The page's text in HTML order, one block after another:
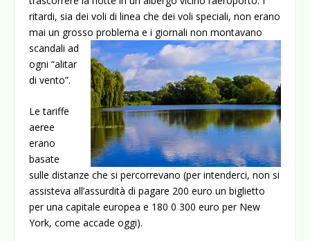
ritardi, sia dei voli di linea che dei voli speciali, non erano
mai un grossoproblema e i giornali non montavano
scandali ad
ogni “alitar
di vento”.
Le tariffe
aeree
erano
basate
sulle distanze che si percorrevano (per intenderci, non si
assisteva all’assurdità di pagare 200 euro un biglietto
per una capitale europea e 180 0 300 euro per New
York, come accade oggi).